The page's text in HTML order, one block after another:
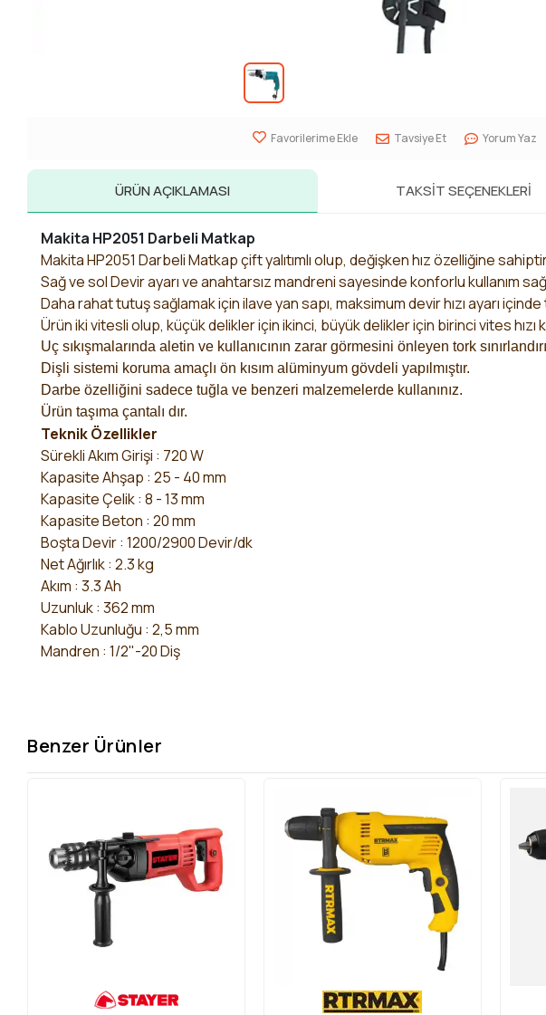
Favorilerime Ekle Tavsiye Et Yorum Yaz
ÜRÜN AÇIKLAMASI TAKSIT SEÇENEKLERI
Makita HP2051 Darbeli Matkap
Makita HP2051 Darbeli Matkap çift yalıtımlı olup, değişken hız özelliğine
Sağ ve sol Devir ayarı ve anahtarsız mandreni sayesinde konforlu kullanım
Daha rahat tutuş sağlamak için ilave yan sapı, maksimum devir hızı ayarı
Ürün iki vitesli olup, küçük delikler için ikinci, büyük delikler için birinci vites hızı
Uç sıkışmalarında aletin ve kullanıcının zarar görmesini önleyen tork
Dişli sistemi koruma amaçlı ön kısım alüminyum gövdeli yapılmıştır.
Darbe özelliğini sadece tuğla ve benzeri malzemelerde kullanınız.
Ürün taşıma çantalı dır.
Teknik Özellikler
Sürekli Akım Girişi : 720 W
Kapasite Ahşap : 25 - 40 mm
Kapasite Çelik : 8 - 13 mm
Kapasite Beton : 20 mm
Boşta Devir : 1200/2900 Devir/dk
Net Ağırlık : 2.3 kg
Akım : 3.3 Ah
Uzunluk: 362 mm
Kablo Uzunluğu : 2,5 mm
Mandren : 1/2"-20 Diş
Benzer Ürünler